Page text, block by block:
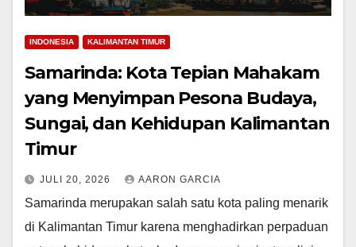
INDONESIA KALIMANTAN TIMUR
Samarinda: Kota Tepian Mahakam
yang Menyimpan Pesona Budaya,
Sungai, dan Kehidupan Kalimantan
Timur
JULI 20, 2026 AARON GARCIA
Samarinda merupakan salah satu kota paling menarik
di Kalimantan Timur karena menghadirkan perpaduan